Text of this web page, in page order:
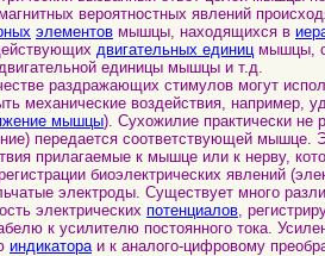
вероятностных явлений
элементов мышцы, находящихся в
двигательных единицмышцы,
единицы мышцы и т.д.
раздражающих стимулов могут
механические воздействия, например,
мышцы). Сухожилие практически не
передается соответствующей мышце.
прилагаемые к мышце или к нерву,
биоэлектрических явлений
электроды. Существует много
электрических потенциалов,
к усилителю постоянного тока.
индикатораи к аналого-цифровому